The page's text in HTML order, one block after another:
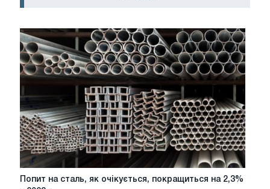
Попит
на
Попит на сталь, як очікується, покращиться на 2,3%